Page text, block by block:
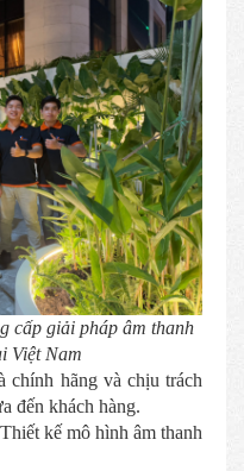
cấp giải pháp âm thanh
Việt Nam
chính hãng và chịu trách
đến khách hàng.
kế mô hình âm thanh